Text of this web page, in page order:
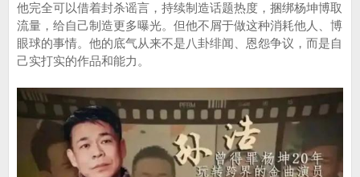
他完全可以借着封杀谣言，持续制造话题热度，捆绑杨坤博取
流量，给自己制造更多曝光。但他不屑于做这种消耗他人、博
眼球的事情。他的底气从来不是八卦绯闻、恩怨争议，而是自
己实打实的作品和能力。